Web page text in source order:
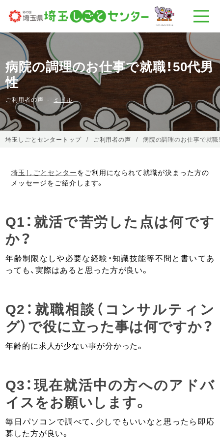
病院の調理のお仕事で就職！50代男
性
ご利用者の声 ミドル
埼玉しごとセンタートップ ご利用者の声 病院の調理のお仕事で就職
埼玉しごとセンターをご利用になられて就職が決まった方の
メッセージをご紹介します。
Q1：就活で苦労した点は何です
か？
年齢制限なしや必要な経験・知識技能等不問と書いてあ
っても、実際はあると思った方が良い。
Q2：就職相談（コンサルティン
グ）で役に立った事は何ですか？
年齢的に求人が少ない事が分かった。
Q3：現在就活中の方へのアドバ
イスをお願いします。
毎日パソコンで調べて、少しでもいいなと思ったら即応
募した方が良い。